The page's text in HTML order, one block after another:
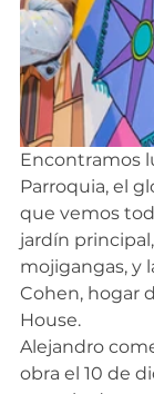
Encontramos
Parroquia, el
que vemos
jardín
mojigangas, y
Cohen, hogar
House.
Alejandro
obra el 10 de